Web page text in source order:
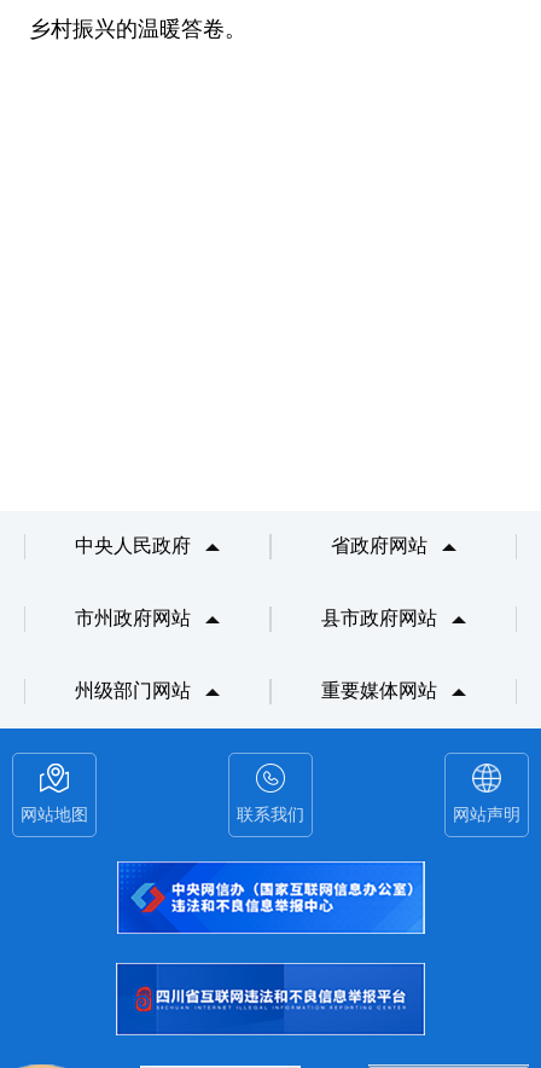
乡村振兴的温暖答卷。
中央人民政府 省政府网站
市州政府网站 县市政府网站
州级部门网站 重要媒体网站
网站地图 联系我们 网站声明